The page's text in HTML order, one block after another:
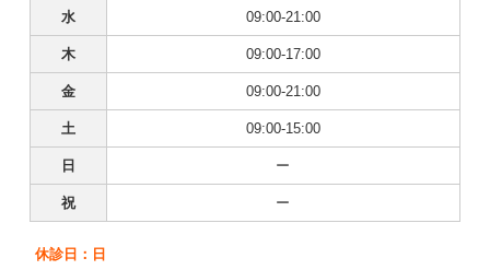
水 09:00-21:00
木 09:00-17:00
金 09:00-21:00
土 09:00-15:00
日 ー
祝 ー
休診日：日